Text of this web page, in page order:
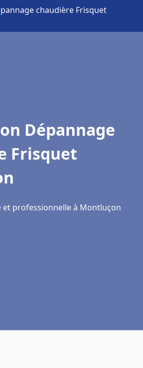
chaudière Frisquet
Dépannage
Frisquet
professionnelle à Montluçon